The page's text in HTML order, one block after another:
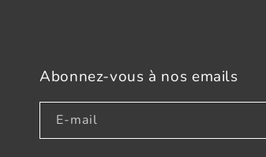
Abonnez-vous à nos emails
E-mail